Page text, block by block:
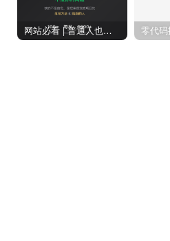
网站必看 | 普通人也能做的AI赚钱项目 真实案例拆解+可复制的落地方案（免费会员更新）